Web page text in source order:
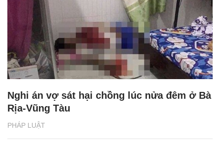
PHÁP LUẬT
Nghi án vợ sát hại chồng lúc nửa đêm ở Bà
Rịa-Vũng Tàu